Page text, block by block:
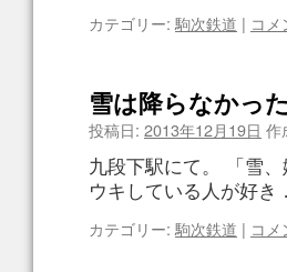
カテゴリー: 駒次鉄道 | コメ
雪は降らなかっ
投稿日: 2013年12月19日 作
九段下駅にて。 「雪
ウキしている人が好き
カテゴリー: 駒次鉄道 | コメ